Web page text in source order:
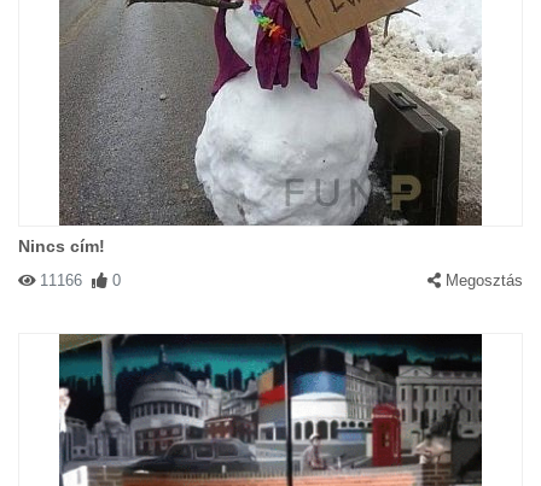
Nincs cím!
11166 0 Megosztás